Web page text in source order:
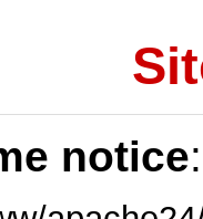
notice